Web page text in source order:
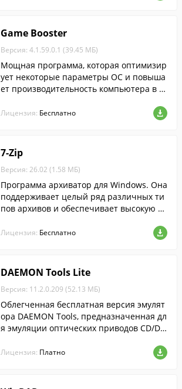
Game Booster
Версия: 4.1.59.0.1 (39.45 МБ)
Мощная программа, которая оптимизир
ует некоторые параметры ОС и повыша
ет производительность компьютера в и
Лицензия: Бесплатно
7-Zip
Версия: 26.02 (1.58 МБ)
Программа архиватор для Windows. Она
поддерживает целый ряд различных ти
пов архивов и обеспечивает высокую ст
Лицензия: Бесплатно
DAEMON Tools Lite
Версия: 11.2.0.209 (52.13 МБ)
Облегченная бесплатная версия эмулят
ора DAEMON Tools, предназначенная дл
я эмуляции оптических приводов CD/DV
Лицензия: Платно